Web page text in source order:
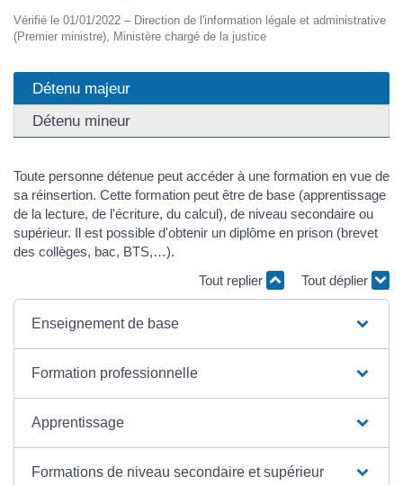
Vérifié le 01/01/2022 – Direction de l'information légale et administrative
(Premier ministre), Ministère chargé de la justice
Détenu majeur
Détenu mineur
Toute personne détenue peut accéder à une formation en vue de
sa réinsertion. Cette formation peut être de base (apprentissage
de la lecture, de l'écriture, du calcul), de niveau secondaire ou
supérieur. Il est possible d'obtenir un diplôme en prison (brevet
des collèges, bac, BTS,…).
Tout replier
Tout déplier
Enseignement de base
Formation professionnelle
Apprentissage
Formations de niveau secondaire et supérieur